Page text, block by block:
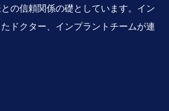
の信頼関係の礎としています。イン
ドクター、インプラントチームが連